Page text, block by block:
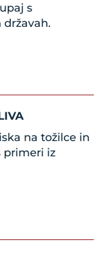
s
na tožilce in
primeri iz